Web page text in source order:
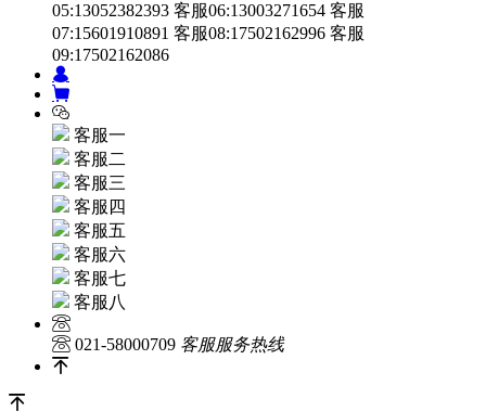
05:13052382393 客服06:13003271654 客服
07:15601910891 客服08:17502162996 客服
09:17502162086
客服一
客服二
客服三
客服四
客服五
客服六
客服七
客服八
021-58000709 客服服务热线